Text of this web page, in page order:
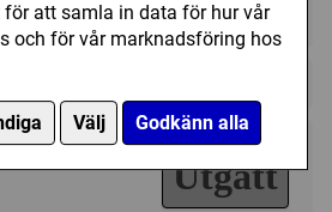
att samla in data för hur vår
och för vår marknadsföring hos
Välj Godkänn alla
? ?
Utgått